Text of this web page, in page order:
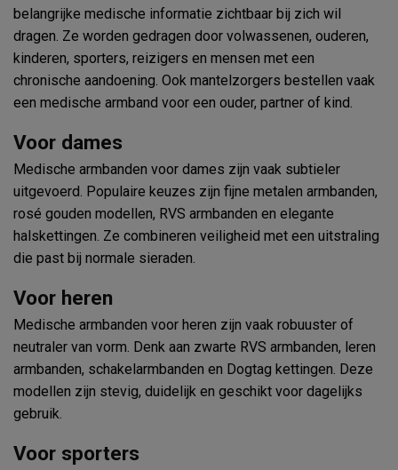
belangrijke medische informatie zichtbaar bij zich wil
dragen. Ze worden gedragen door volwassenen, ouderen,
kinderen, sporters, reizigers en mensen met een
chronische aandoening. Ook mantelzorgers bestellen vaak
een medische armband voor een ouder, partner of kind.
Voor dames
Medische armbanden voor dames zijn vaak subtieler
uitgevoerd. Populaire keuzes zijn fijne metalen armbanden,
rosé gouden modellen, RVS armbanden en elegante
halskettingen. Ze combineren veiligheid met een uitstraling
die past bij normale sieraden.
Voor heren
Medische armbanden voor heren zijn vaak robuuster of
neutraler van vorm. Denk aan zwarte RVS armbanden, leren
armbanden, schakelarmbanden en Dogtag kettingen. Deze
modellen zijn stevig, duidelijk en geschikt voor dagelijks
gebruik.
Voor sporters